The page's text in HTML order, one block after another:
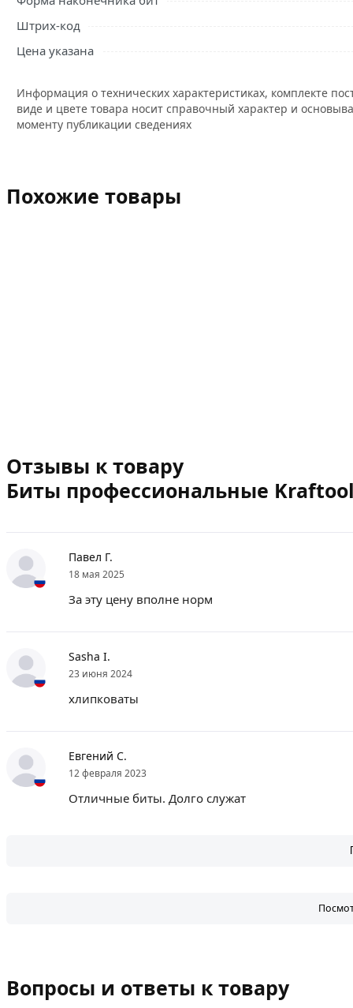
Штрих-код
Цена указана
Информация о технических характеристиках, комплекте
виде и цвете товара носит справочный характер и
моменту публикации сведениях
Похожие товары
Отзывы к товару
Биты профессиональные Kraftool
Павел Г.
18 мая 2025
За эту цену вполне норм
Sasha I.
23 июня 2024
хлипковаты
Евгений С.
12 февраля 2023
Отличные биты. Долго служат
Вопросы и ответы к товару